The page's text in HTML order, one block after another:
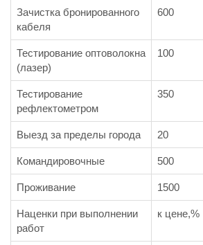
Зачистка бронированного
кабеля
600
Тестирование оптоволокна
(лазер)
100
Тестирование
рефлектометром
350
Выезд за пределы города 20
Командировочные 500
Проживание 1500
Наценки при выполнении
работ
к цене,%